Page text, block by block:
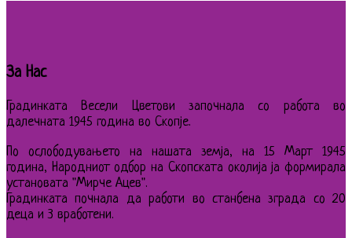
За Нас
Градинката Весели Цветови започнала со работа во
далечната 1945 година во Скопје.
По ослободувањето на нашата земја, на 15 Март 1945
година, Народниот одбор на Скопската околија ја формирала
установата "Мирче Ацев".
Градинката почнала да работи во станбена зграда со 20
деца и 3 вработени.